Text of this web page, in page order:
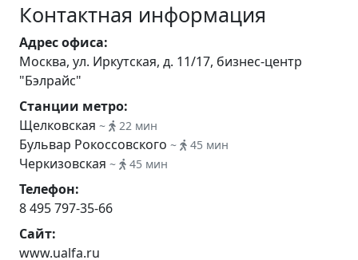
Контактная информация
Адрес офиса:
Москва, ул. Иркутская, д. 11/17, бизнес-центр
"Бэлрайс"
Станции метро:
Щелковская ~ 22 мин
Бульвар Рокоссовского ~ 45 мин
Черкизовская ~ 45 мин
Телефон:
8 495 797-35-66
Сайт:
www.ualfa.ru